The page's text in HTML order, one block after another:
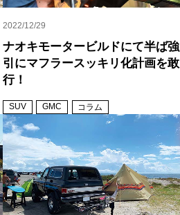
2022/12/29
ナオキモータービルドにて半ば強
引にマフラースッキリ化計画を敢
行！
SUV GMC コラム